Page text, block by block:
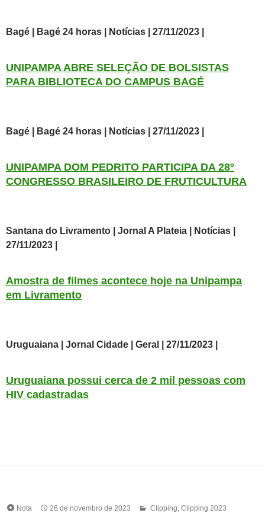
Bagé | Bagé 24 horas | Notícias | 27/11/2023 |
UNIPAMPA ABRE SELEÇÃO DE BOLSISTAS
PARA BIBLIOTECA DO CAMPUS BAGÉ
Bagé | Bagé 24 horas | Notícias | 27/11/2023 |
UNIPAMPA DOM PEDRITO PARTICIPA DA 28º
CONGRESSO BRASILEIRO DE FRUTICULTURA
Santana do Livramento | Jornal A Plateia | Notícias |
27/11/2023 |
Amostra de filmes acontece hoje na Unipampa
em Livramento
Uruguaiana | Jornal Cidade | Geral | 27/11/2023 |
Uruguaiana possui cerca de 2 mil pessoas com
HIV cadastradas
Nota 26 de novembro de 2023 Clipping Clipping 2023